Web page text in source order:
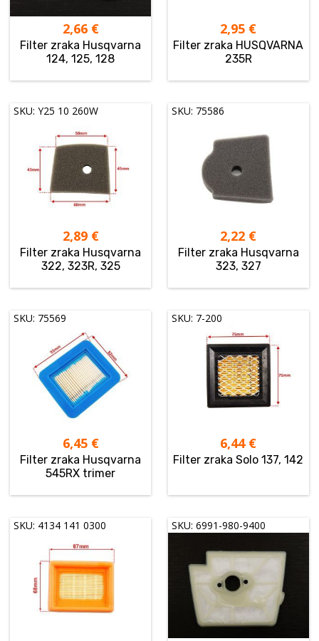
2,66 €
Filter zraka Husqvarna
124, 125, 128
2,95 €
Filter zraka HUSQVARNA
235R
SKU: Y25 10 260W
2,89 €
Filter zraka Husqvarna
322, 323R, 325
SKU: 75586
2,22 €
Filter zraka Husqvarna
323, 327
SKU: 75569
6,45 €
Filter zraka Husqvarna
545RX trimer
SKU: 7-200
6,44 €
Filter zraka Solo 137, 142
SKU: 4134 141 0300 SKU: 6991-980-9400